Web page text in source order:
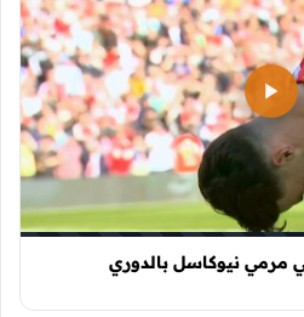
مرمي نيوكاسل بالدوري